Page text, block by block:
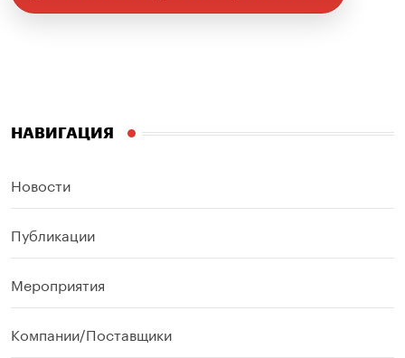
НАВИГАЦИЯ
Новости
Публикации
Мероприятия
Компании/Поставщики